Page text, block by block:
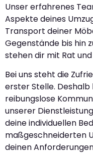
Unser erfahrenes
Aspekte deines
Transport deiner
Gegenstände bis hin
stehen dir mit Rat
Bei uns steht die
erster Stelle.
reibungslose
unserer
deine individuellen
maßgeschneiderten
deinen